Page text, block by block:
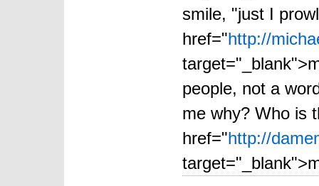
smile, "just I
href="http://
people, not a
me why? Who is
href="http://